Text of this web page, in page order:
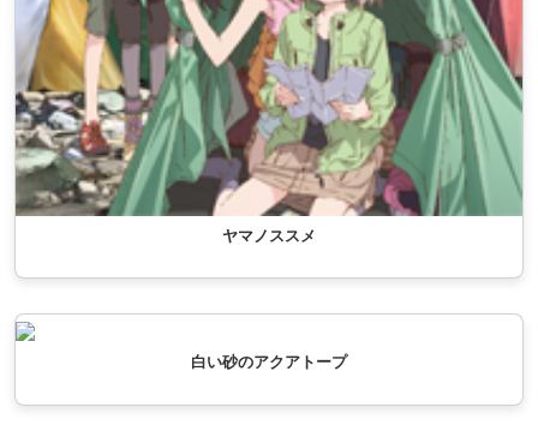
ヤマノススメ
白い砂のアクアトープ